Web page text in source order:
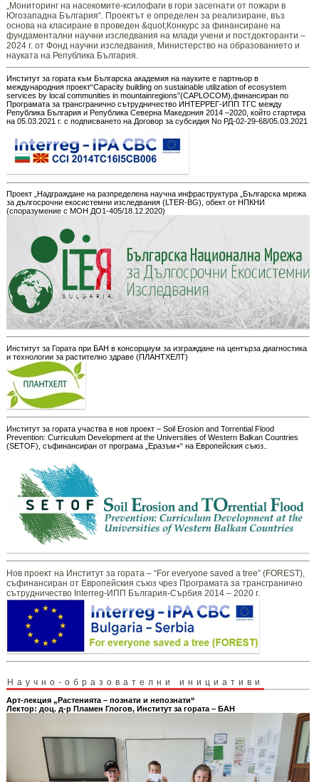
„Мониторинг ​​​на ​​насекомите-ксилофаги в гори засегнати от пожари в
Югозападна България“. Проектът е определен за реализиране, въз
основа на класиране в проведен &quot;Конкурс за финансиране на
фундаментални научни изследвания на млади учени и постдокторанти –
2024 г. от Фонд научни изследвания, Министерство на образованието и
науката на Република България.
Институт за гората към Българска академия на науките е партньор в
международния проект“Capacity building on sustainable utilization of ecosystem
services by local communities in mountainregions”(CAPLOCOM),финансиран по
Програмата за трансгранично сътрудничество ИНТЕРРЕГ-ИПП ТГС между
Република България и Република Северна Македония 2014 –2020, който стартира
на 05.03.2021 г. с подписването на Договор за субсидия No РД-02-29-68/05.03.2021
Проект „Надграждане на разпределена научна инфраструктура „Българска мрежа
за дългосрочни екосистемни изследвания (LTER-BG), обект от НПКНИ
(споразумение с МОН ДО1-405/18.12.2020)
Институт за Гората при БАН в консорциум за изграждане на центърза диагностика
и технологии за растително здраве (ПЛАНТХЕЛТ)
Институт за гората участва в нов проект – Soil Erosion and Torrential Flood
Prevention: Curriculum Development at the Universities of Western Balkan Countries
(SETOF), съфинансиран от програма „Еразъм+“ на Европейския съюз..
Нов проект на Институт за гората – “For everyone saved a tree” (FOREST),
съфинансиран от Европейския съюз чрез Програмата за трансгранично
сътрудничество Interreg-ИПП България-Сърбия 2014 – 2020 г.
Научно-образователни инициативи
Арт-лекция „Растенията – познати и непознати“
Лектор: доц. д-р Пламен Глогов, Институт за гората – БАН